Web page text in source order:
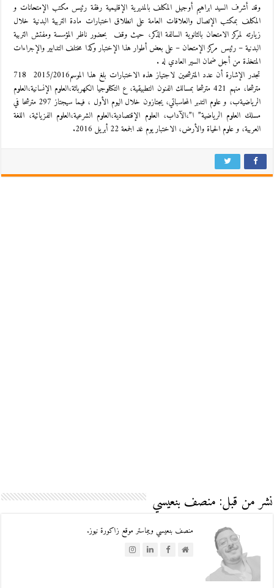
وقد أشرف السيد ابراهيم أوجيل المكلف بالمديرية الإقليمية رفقة رئيس مكتب الإمتحانات و
المكلف بمكتب الإتصال والعلاقات العامة على انطلاق اختبارات مادة التربية البدنية خلال
زيارته لمركز الامتحان بالثانوية السالفة الذكر، حيث وقف بحضور ناظر المؤسسة ومفتش التربية
البدنية – رئيس مركز الإمتحان – على بعض أطوار هذا الإختبار وكذا مختلف التدابير والإجراءات
المتخذة من أجل ضمان السير العادي له .
تجدر الإشارة أن عدد المترشحين لاجتياز هذه الاختبارات بلغ هذا الموسم2015/2016 718
مترشحا، منهم 421 مترشحا بمسالك الفنون التطبيقية، ع التكنلوجيا الكهربائة،العلوم الإنسانية،العلوم
الرياضيةب، و علوم التدبر المحاسباتي، يجتازون خلال اليوم الأول ، فيما سيجتاز 297 مترشحا في
مسلك العلوم الرياضية” ا”،الآداب، العلوم الإقتصادية،العلوم الشرعية،العلوم الفزيائية، اللغة
العربية، و علوم الحياة والأرض، الاختبار يوم غد الجمعة 22 أبريل 2016.
نشر من قبل: منصف بنعيسي
منصف بنعيسي ويبماستر موقع زاكورة نيوز.